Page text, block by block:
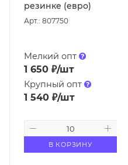
резинке (евро)
Арт.: 807750
Мелкий опт
1 650 ₽/шт
Крупный опт
1 540 ₽/шт
В КОРЗИНУ